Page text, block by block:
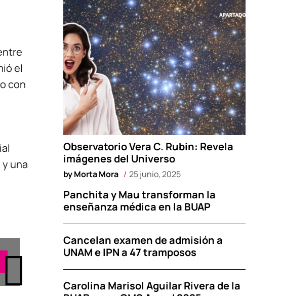
el
con
una
Observatorio Vera C. Rubin: Revela
imágenes del Universo
byMorta Mora 25 junio, 2025
Panchita y Mau transforman la
enseñanza médica en la BUAP
Cancelan examen de admisión a
UNAM e IPN a 47 tramposos
Carolina Marisol Aguilar Rivera de la